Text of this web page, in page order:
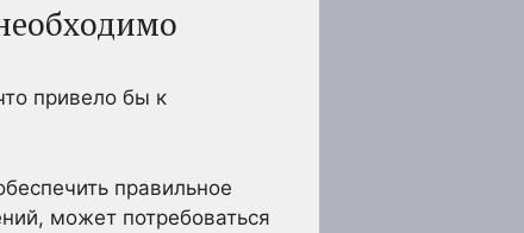
привело бы к
правильное
может потребоваться